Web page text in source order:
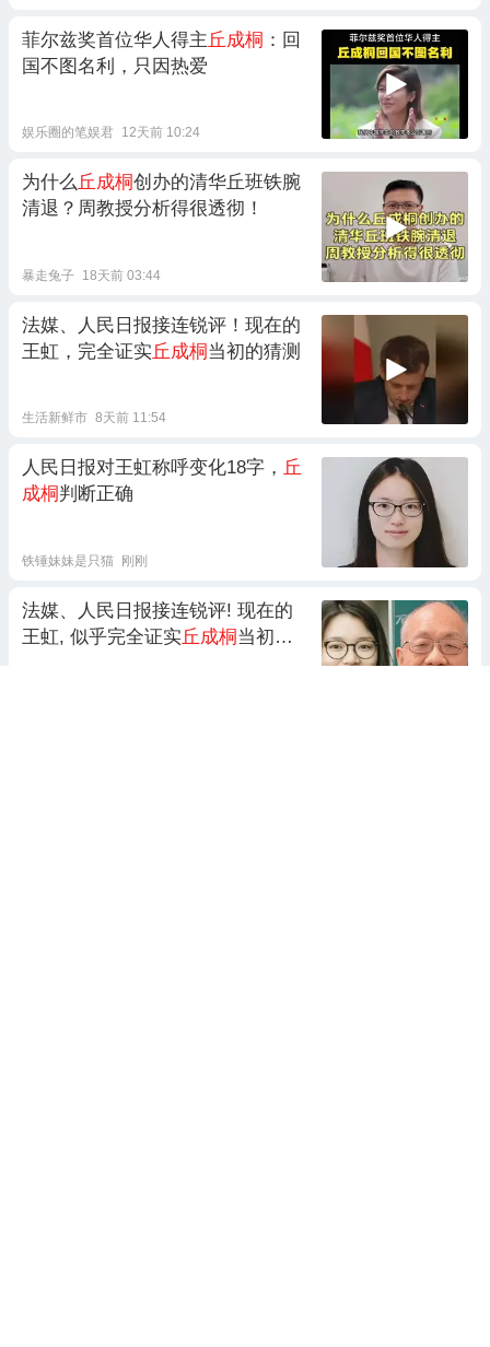
菲尔兹奖首位华人得主 丘成桐 ：回
国不图名利，只因热爱
娱乐圈的笔娱君 12天前 10:24
为什么 丘成桐创办的清华丘班铁腕
清退？周教授分析得很透彻！
暴走兔子 18天前 03:44
法媒、人民日报接连锐评！现在的
王虹，完全证实丘成桐当初的猜测
生活新鲜市 8天前 11:54
人民日报对王虹称呼变化18字， 丘
成桐判断正确
铁锤妹妹是只猫 刚刚
法媒、人民日报接连锐评! 现在的
王虹, 似乎完全证实丘成桐当初的